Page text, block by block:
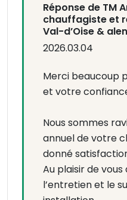
Réponse de TM
chauffagiste et
Val-d’Oise &
2026.03.04
Merci beaucoup
et votre
Nous sommes
annuel de votre
donné
Au plaisir de
l’entretien et le